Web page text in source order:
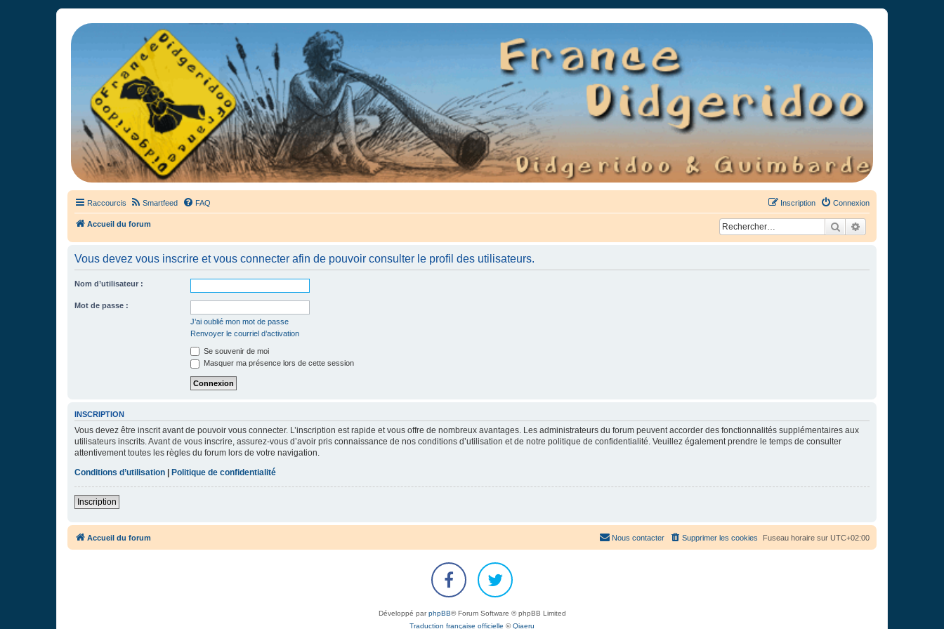
France Didgeridoo
Didgeridoo et Guimbarde sur France Didgeridoo - retrouvez la communauté.
Raccourcis Smartfeed FAQ Connexion
Inscription
Accueil du forum Rechercher
Vous devez vous inscrire et vous connecter afin de pouvoir consulter le profil des utilisateurs.
Nom d’utilisateur :
Mot de passe :
J’ai oublié mon mot de passe
Renvoyer le courriel d’activation
Se souvenir de moi
Masquer ma présence lors de cette session
INSCRIPTION
Vous devez être inscrit avant de pouvoir vous connecter. L’inscription est rapide et vous offre de nombreux avantages. Les administrateurs du forum peuvent accorder des fonctionnalités supplémentaires aux
utilisateurs inscrits. Avant de vous inscrire, assurez-vous d’avoir pris connaissance de nos conditions d’utilisation et de notre politique de confidentialité. Veuillez également prendre le temps de consulter
attentivement toutes les règles du forum lors de votre navigation.
Conditions d’utilisation
Politique de confidentialité
Inscription
Accueil du forum Fuseau horaire sur UTC+02:00
Supprimer les cookies
Nous contacter
Développé parphpBB® Forum Software © phpBB Limited
Traduction française officielle ©Qiaeru